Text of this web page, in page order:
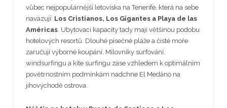
vůbec nejpopulárnější letoviska na Tenerife, která na sebe
navazují: Los Cristianos, Los Gigantes a Playa de las
Américas. Ubytovací kapacity tady mají většinou podobu
hotelových resortů. Dlouhé písečné pláže a čisté moře
zaručují výborné koupání. Milovníky surfování,
windsurfingu a kite surfingu zase vzhledem k optimálním
povětrnostním podmínkám nadchne El Medáno na
jihovýchodě ostrova.